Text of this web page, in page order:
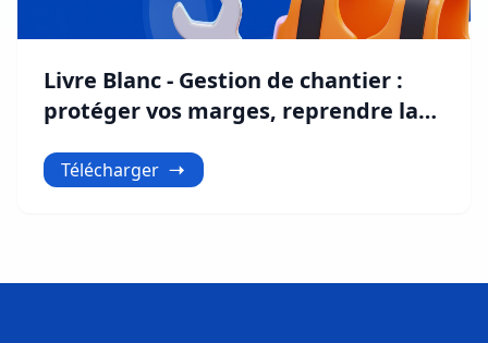
Livre Blanc - Gestion de chantier :
protéger vos marges, reprendre la
Télécharger